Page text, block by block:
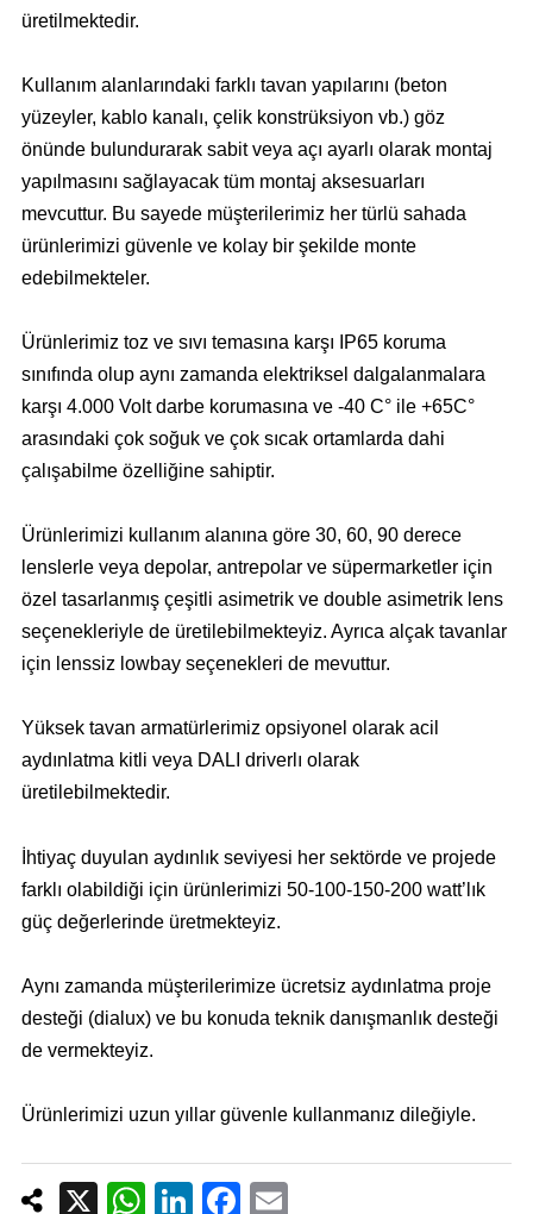
üretilmektedir.
Kullanım alanlarındaki farklı tavan yapılarını (beton
yüzeyler, kablo kanalı, çelik konstrüksiyon vb.) göz
önünde bulundurarak sabit veya açı ayarlı olarak montaj
yapılmasını sağlayacak tüm montaj aksesuarları
mevcuttur. Bu sayede müşterilerimiz her türlü sahada
ürünlerimizi güvenle ve kolay bir şekilde monte
edebilmekteler.
Ürünlerimiz toz ve sıvı temasına karşı IP65 koruma
sınıfında olup aynı zamanda elektriksel dalgalanmalara
karşı 4.000 Volt darbe korumasına ve -40 C° ile +65C°
arasındaki çok soğuk ve çok sıcak ortamlarda dahi
çalışabilme özelliğine sahiptir.
Ürünlerimizi kullanım alanına göre 30, 60, 90 derece
lenslerle veya depolar, antrepolar ve süpermarketler için
özel tasarlanmış çeşitli asimetrik ve double asimetrik lens
seçenekleriyle de üretilebilmekteyiz. Ayrıca alçak tavanlar
için lenssiz lowbay seçenekleri de mevuttur.
Yüksek tavan armatürlerimiz opsiyonel olarak acil
aydınlatma kitli veya DALI driverlı olarak
üretilebilmektedir.
İhtiyaç duyulan aydınlık seviyesi her sektörde ve projede
farklı olabildiği için ürünlerimizi 50-100-150-200 watt’lık
güç değerlerinde üretmekteyiz.
Aynı zamanda müşterilerimize ücretsiz aydınlatma proje
desteği (dialux) ve bu konuda teknik danışmanlık desteği
de vermekteyiz.
Ürünlerimizi uzun yıllar güvenle kullanmanız dileğiyle.
X W Li F